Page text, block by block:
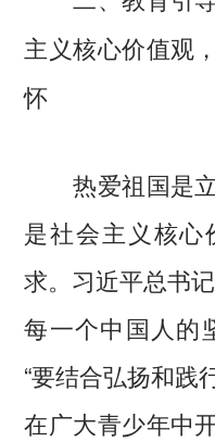
主义核心价值观
怀
热爱祖国是立
是社会主义核
求。习近平总书
每一个中国人的
“要结合弘扬和践
在广大青少年中